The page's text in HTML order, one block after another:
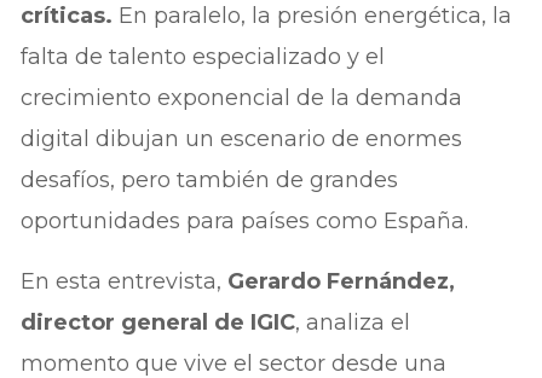
críticas. En paralelo, la presión energética, la
falta de talento especializado y el
crecimiento exponencial de la demanda
digital dibujan un escenario de enormes
desafíos, pero también de grandes
oportunidades para países como España.
En esta entrevista, Gerardo Fernández,
director general de IGIC, analiza el
momento que vive el sector desde una